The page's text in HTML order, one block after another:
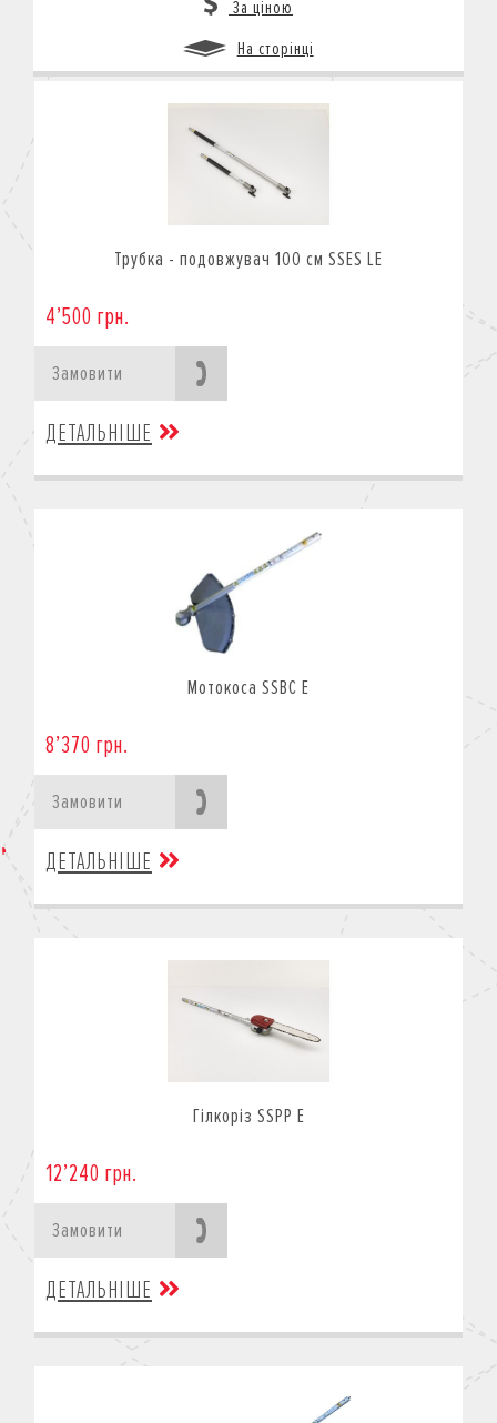
За ціною
На сторінці
Трубка - подовжувач 100 см SSES LE
4’500 грн.
Замовити
ДЕТАЛЬНІШЕ
Мотокоса SSBC E
8’370 грн.
Замовити
ДЕТАЛЬНІШЕ
Гілкоріз SSPP E
12’240 грн.
Замовити
ДЕТАЛЬНІШЕ